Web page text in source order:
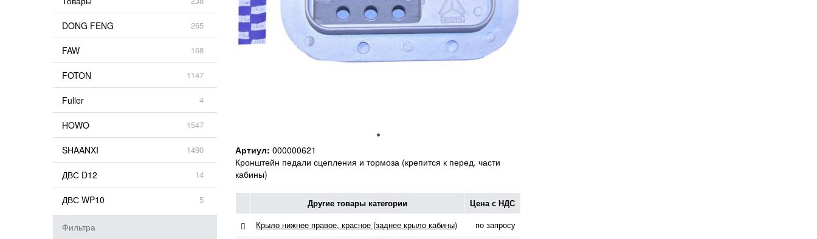
Артиул: 000000621
Кронштейн педали сцепления и тормоза (крепится к перед. части
кабины)
Другие товары категории Цена с НДС
Крыло нижнее правое, красное (заднее крыло кабины)
по запросу
DONG FENG 265
FAW 168
FOTON 1147
Fuller 4
HOWO 1547
SHAANXI 1490
ДВС D12 14
ДВС WP10 5
Фильтра